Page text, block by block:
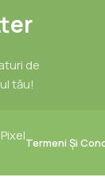
de
tău!
Termeni Și